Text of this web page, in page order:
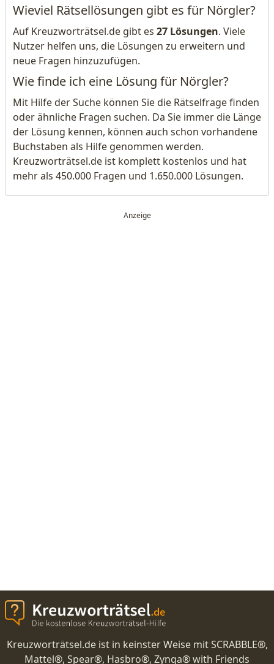
Wieviel Rätsellösungen gibt es für Nörgler?
Auf Kreuzworträtsel.de gibt es 27 Lösungen. Viele
Nutzer helfen uns, die Lösungen zu erweitern und
neue Fragen hinzuzufügen.
Wie finde ich eine Lösung für Nörgler?
Mit Hilfe der Suche können Sie die Rätselfrage finden
oder ähnliche Fragen suchen. Da Sie immer die Länge
der Lösung kennen, können auch schon vorhandene
Buchstaben als Hilfe genommen werden.
Kreuzworträtsel.de ist komplett kostenlos und hat
mehr als 450.000 Fragen und 1.650.000 Lösungen.
Kreuzworträtsel.de ist in keinster Weise mit SCRABBLE®,
Mattel®, Spear®, Hasbro®, Zynga® with Friends